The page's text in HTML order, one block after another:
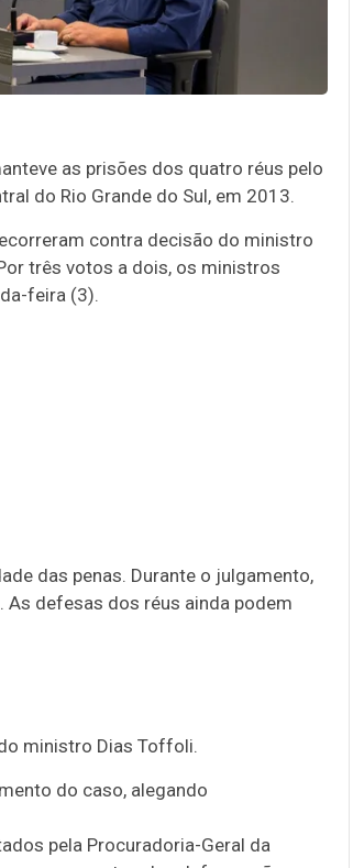
as prisões dos quatro réus pelo
do Rio Grande do Sul, em 2013.
contra decisão do ministro
três votos a dois, os ministros
feira (3).
das penas. Durante o julgamento,
defesas dos réus ainda podem
ministro Dias Toffoli.
do caso, alegando
pela Procuradoria-Geral da